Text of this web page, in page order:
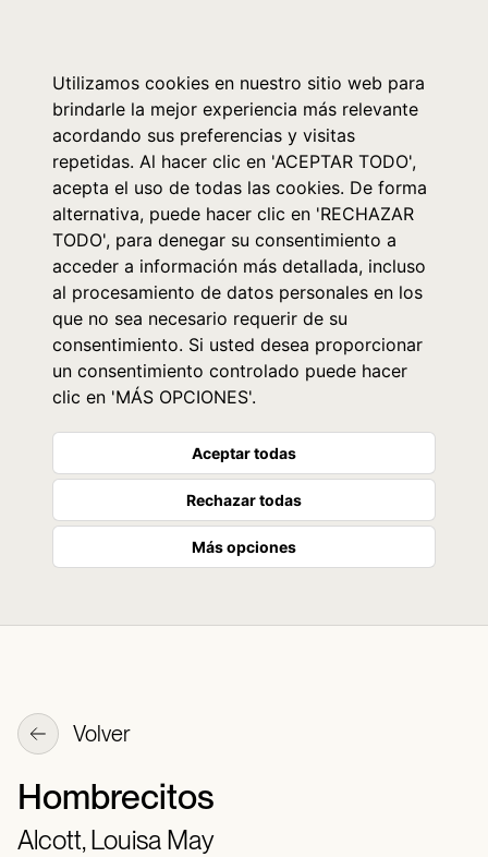
Utilizamos cookies en nuestro sitio web para
brindarle la mejor experiencia más relevante
acordando sus preferencias y visitas
repetidas. Al hacer clic en 'ACEPTAR TODO',
acepta el uso de todas las cookies. De forma
alternativa, puede hacer clic en 'RECHAZAR
TODO', para denegar su consentimiento a
acceder a información más detallada, incluso
al procesamiento de datos personales en los
que no sea necesario requerir de su
consentimiento. Si usted desea proporcionar
un consentimiento controlado puede hacer
clic en 'MÁS OPCIONES'.
Aceptar todas
Rechazar todas
Más opciones
Volver
Hombrecitos
Alcott, Louisa May